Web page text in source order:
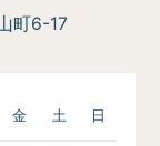
町6-17
金 土 日